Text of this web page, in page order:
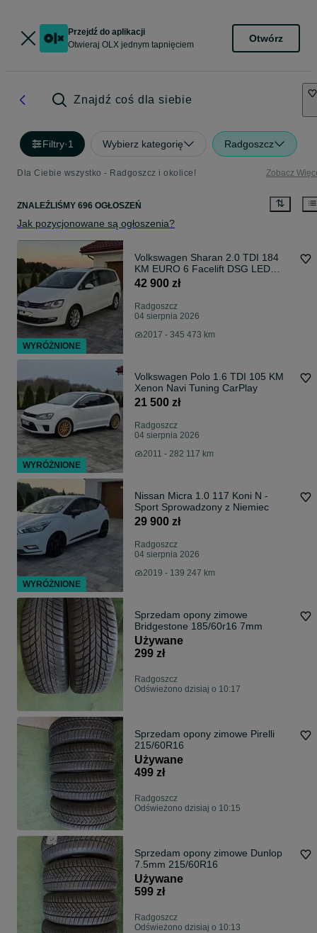
Przejdź do aplikacji
Otwieraj OLX jednym tapnięciem
Otwórz
Znajdź coś dla siebie
Filtry·1 Wybierz kategorię Radgoszcz
Dla Ciebie wszystko - Radgoszcz i okolice! Zobacz
ZNALEŹLIŚMY 696 OGŁOSZEŃ
Jak pozycjonowane są ogłoszenia?
Volkswagen Sharan 2.0 TDI 184
KM EURO 6 Facelift DSG LED
Xenon Hak Sprowadzony z Niemiec
42 900 zł
Radgoszcz
04 sierpnia 2026
2017 - 345 473 km
Volkswagen Polo 1.6 TDI 105 KM
Xenon Navi Tuning CarPlay
21 500 zł
Radgoszcz
04 sierpnia 2026
2011 - 282 117 km
Nissan Micra 1.0 117 Koni N -
Sport Sprowadzony z Niemiec
29 900 zł
Radgoszcz
04 sierpnia 2026
2019 - 139 247 km
Sprzedam opony zimowe
Bridgestone 185/60r16 7mm
Używane
299 zł
Radgoszcz
Odświeżono dzisiaj o 10:17
Sprzedam opony zimowe Pirelli
215/60R16
Używane
499 zł
Radgoszcz
Odświeżono dzisiaj o 10:15
Sprzedam opony zimowe Dunlop
7.5mm 215/60R16
Używane
599 zł
Radgoszcz
Odświeżono dzisiaj o 10:13
WYRÓŻNIONE
WYRÓŻNIONE
WYRÓŻNIONE